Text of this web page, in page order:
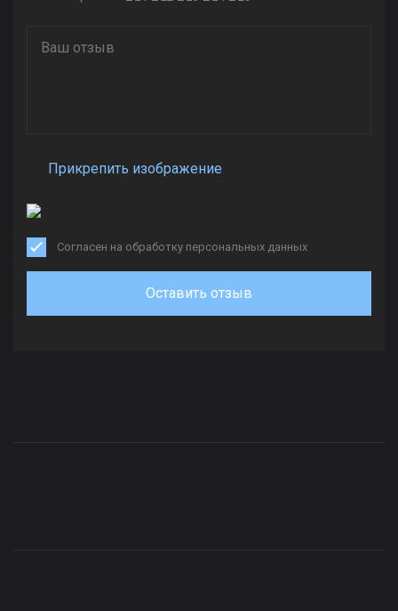
Прикрепить изображение
Согласен на обработку персональных данных
Оставить отзыв